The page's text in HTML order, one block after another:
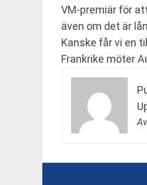
VM-premiär för
även om det är
Kanske får vi en
Frankrike möter
Av